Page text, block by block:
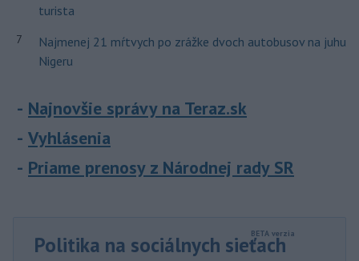
turista
7
Najmenej 21 mŕtvych po zrážke dvoch autobusov na juhu
Nigeru
Najnovšie správy na Teraz.sk
Vyhlásenia
Priame prenosy z Národnej rady SR
Politika na sociálnych sieťach